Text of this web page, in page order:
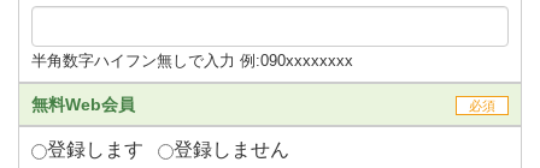
半角数字ハイフン無しで入力 例:090xxxxxxxx
無料Web会員 必須
登録します 登録しません